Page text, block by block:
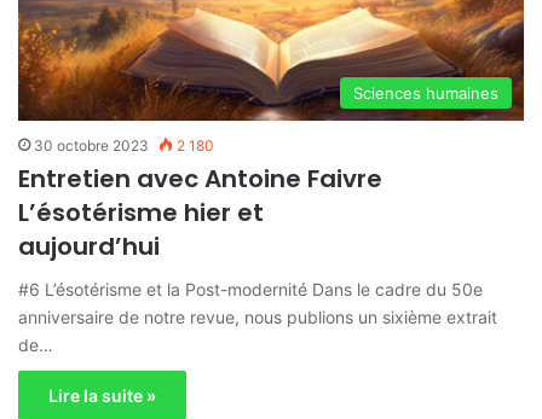
Sciences humaines
30 octobre 2023 2 180
Entretien avec Antoine Faivre
L’ésotérisme hier et
aujourd’hui
#6 L’ésotérisme et la Post-modernité Dans le cadre du 50e
anniversaire de notre revue, nous publions un sixième extrait
de…
Lire la suite »